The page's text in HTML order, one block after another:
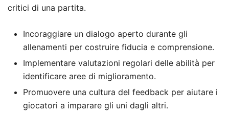
critici di una partita.
Incoraggiare un dialogo aperto durante gli
allenamenti per costruire fiducia e comprensione.
Implementare valutazioni regolari delle abilità per
identificare aree di miglioramento.
Promuovere una cultura del feedback per aiutare i
giocatori a imparare gli uni dagli altri.